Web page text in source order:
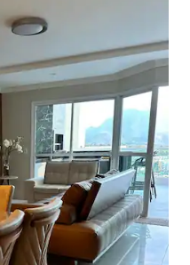
„Odabrali gosti”